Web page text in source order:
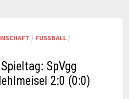
/ FUSSBALL /
SpVgg
2:0 (0:0)